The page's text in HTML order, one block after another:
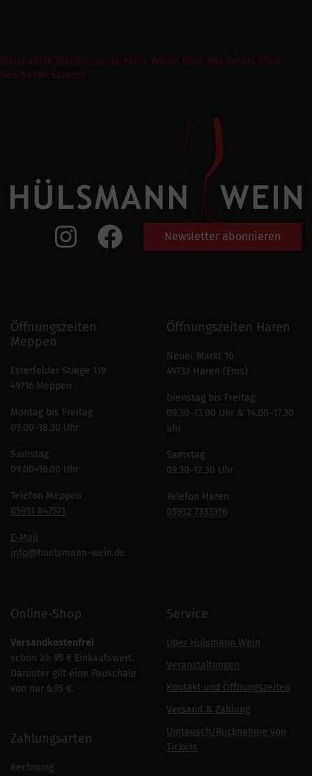
Weinpakete Weinmomente Keine Weine Wein Abo Events Shop
Geschenke Express
Newsletter abonnieren
Öffnungszeiten
Meppen
Esterfelder Stiege 119
49716 Meppen
Montag bis Freitag
09.00–18.30 Uhr
Samstag
09.00–16.00 Uhr
Telefon Meppen
05931 847571
E-Mail
info@huelsmann-wein.de
Öffnungszeiten Haren
Neuer Markt 16
49733 Haren (Ems)
Dienstag bis Freitag
09.30–13.00 Uhr & 14.00–17.30
uhr
Samstag
09.30–12.30 Uhr
Telefon Haren
05932 7333916
Online-Shop
Versandkostenfrei
schon ab 95 € Einkaufswert.
Darunter gilt eine Pauschale
von nur 6,95 €.
Zahlungsarten
Rechnung
Service
Über Hülsmann Wein
Veranstaltungen
Kontakt und Öffnungszeiten
Versand & Zahlung
Umtausch/Rücknahme von
Tickets